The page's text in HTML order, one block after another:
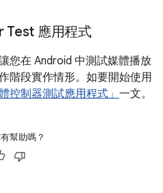
Test 應用程式
您在 Android 中測試媒體播放
階段實作情形。如要開始使用
控制器測試應用程式」 一文。
幫助嗎？